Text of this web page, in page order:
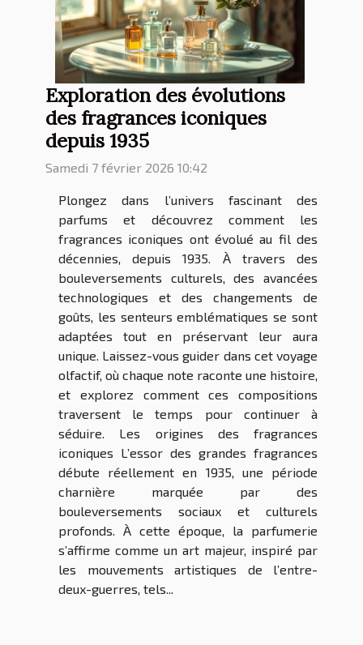
Exploration des évolutions
des fragrances iconiques
depuis 1935
Samedi 7 février 2026 10:42
Plongez dans l’univers fascinant des
parfums et découvrez comment les
fragrances iconiques ont évolué au fil des
décennies, depuis 1935. À travers des
bouleversements culturels, des avancées
technologiques et des changements de
goûts, les senteurs emblématiques se sont
adaptées tout en préservant leur aura
unique. Laissez-vous guider dans cet voyage
olfactif, où chaque note raconte une histoire,
et explorez comment ces compositions
traversent le temps pour continuer à
séduire. Les origines des fragrances
iconiques L’essor des grandes fragrances
débute réellement en 1935, une période
charnière marquée par des
bouleversements sociaux et culturels
profonds. À cette époque, la parfumerie
s’affirme comme un art majeur, inspiré par
les mouvements artistiques de l’entre-
deux-guerres, tels...